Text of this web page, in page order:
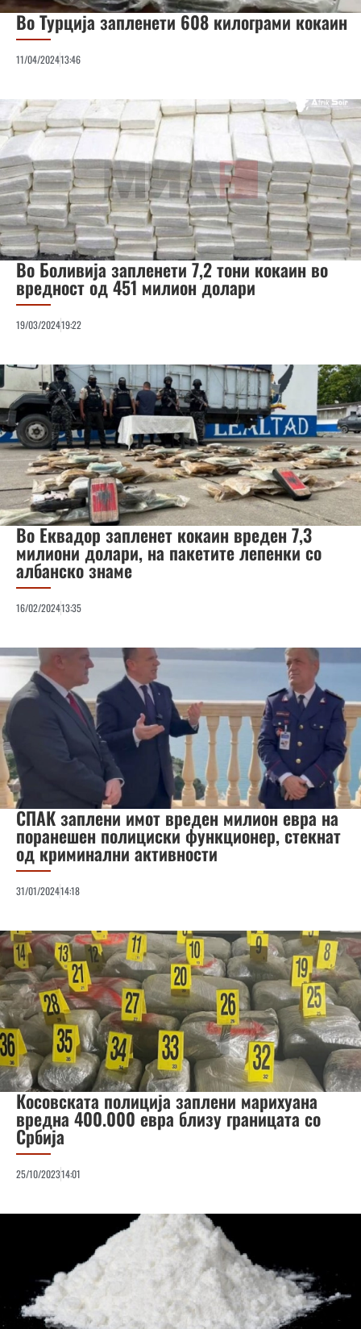
Во Турција запленети 608 килограми кокаин
11/04/202413:46
Во Боливија запленети 7,2 тони кокаин во
вредност од 451 милион долари
19/03/202419:22
Во Еквадор запленет кокаин вреден 7,3
милиони долари, на пакетите лепенки со
албанско знаме
16/02/202413:35
СПАК заплени имот вреден милион евра на
поранешен полициски функционер, стекнат
од криминални активности
31/01/202414:18
Косовската полиција заплени марихуана
вредна 400.000 евра близу границата со
Србија
25/10/202314:01